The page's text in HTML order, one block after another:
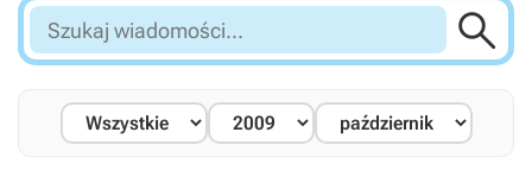
Szukaj
wiadomości...
